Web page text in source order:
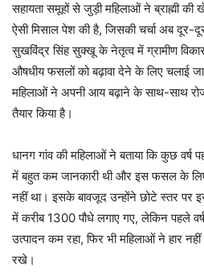
सहायता समूहों से जुड़ी महिलाओं ने ब्राह्मी की
ऐसी मिसाल पेश की है, जिसकी चर्चा अब दूर-
सुखविंद्र सिंह सुक्खू के नेतृत्व में ग्रामीण
औषधीय फसलों को बढ़ावा देने के लिए चलाई
महिलाओं ने अपनी आय बढ़ाने के साथ-साथ
तैयार किया है।
धानग गांव की महिलाओं ने बताया कि कुछ वर्ष
में बहुत कम जानकारी थी और इस फसल के लिए
नहीं था। इसके बावजूद उन्होंने छोटे स्तर
में करीब 1300 पौधे लगाए गए, लेकिन पहले
उत्पादन कम रहा, फिर भी महिलाओं ने हार
रखे।